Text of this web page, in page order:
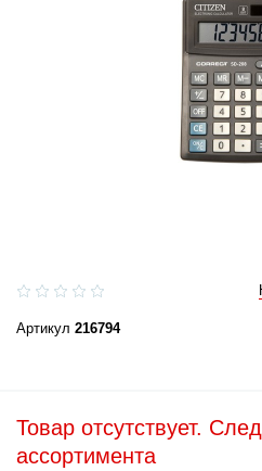
Артикул 216794
Товар отсутствует.
ассортимента